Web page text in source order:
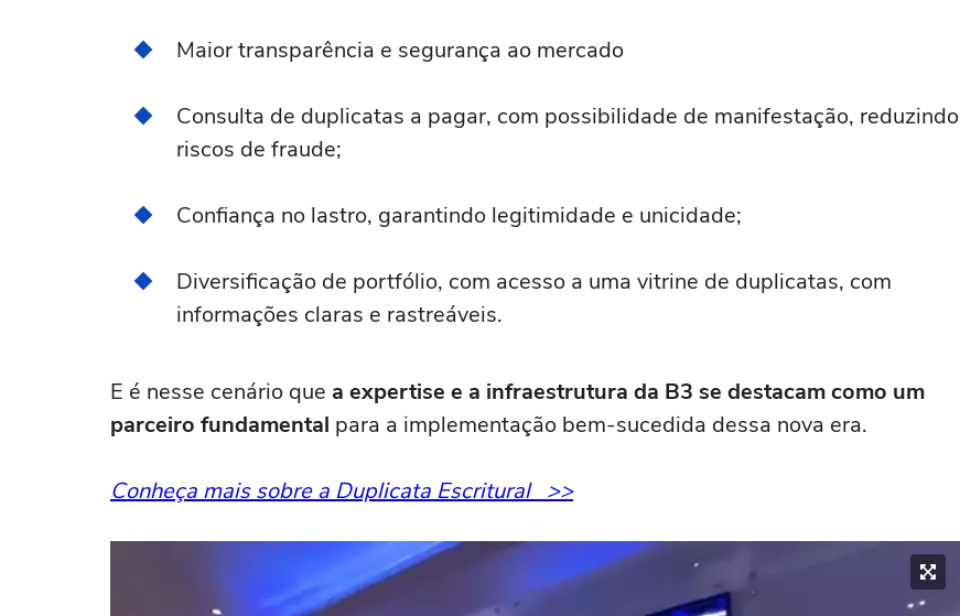
Maior transparência e segurança ao mercado
Consulta de duplicatas a pagar, com possibilidade de manifestação, reduzindo
riscos de fraude;
Confiança no lastro, garantindo legitimidade e unicidade;
Diversificação de portfólio, com acesso a uma vitrine de duplicatas, com
informações claras e rastreáveis.
E é nesse cenário que a expertise e a infraestrutura da B3 se destacam como um
parceiro fundamental para a implementação bem-sucedida dessa nova era.
Conheça mais sobre a Duplicata Escritural >>